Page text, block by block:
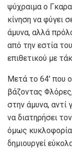
ψύχραιμα ο
κίνηση να φύγει
άμυνα, αλλά
από την εστία
επιθετικού με
Μετά το 64′ που
βάζοντας
στην άμυνα, αντί
να διατηρήσει
όμως
δημιουργεί